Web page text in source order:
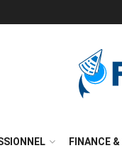
FINANCE